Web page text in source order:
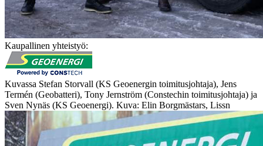
Kaupallinen yhteistyö:
Kuvassa Stefan Storvall (KS Geoenergin toimitusjohtaja), Jens
Termén (Geobatteri), Tony Jernström (Constechin toimitusjohtaja) ja
Sven Nynäs (KS Geoenergi). Kuva: Elin Borgmästars, Lissn